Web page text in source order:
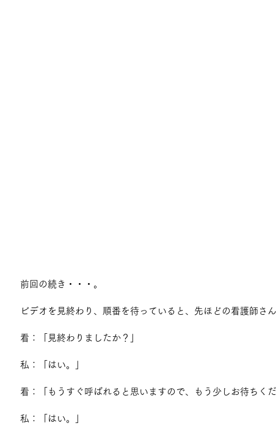
前回の続き・・・。
ビデオを見終わり、順番を待っていると、先ほどの看護師さ
看：「見終わりましたか？」
私：「はい。」
看：「もうすぐ呼ばれると思いますので、もう少しお待ちくだ
私：「はい。」